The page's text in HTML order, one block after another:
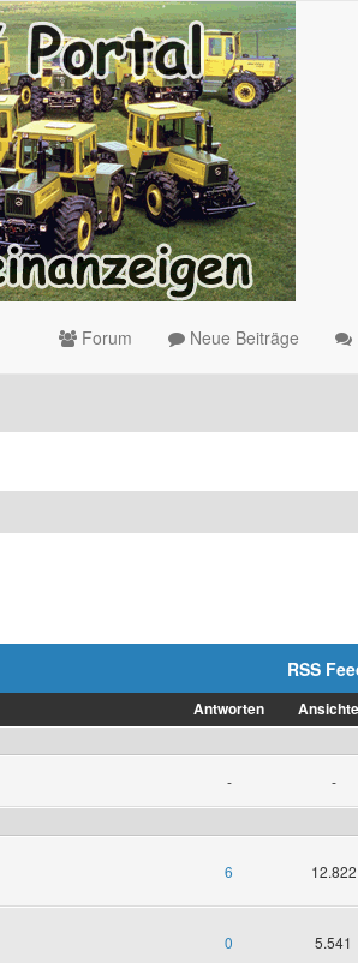
Forum Neue Beiträge
RSS
Antworten
- -
6 12.822
0 5.541